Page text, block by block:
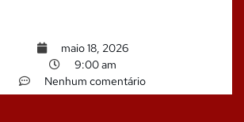
maio 18, 2026
9:00 am
Nenhum comentário